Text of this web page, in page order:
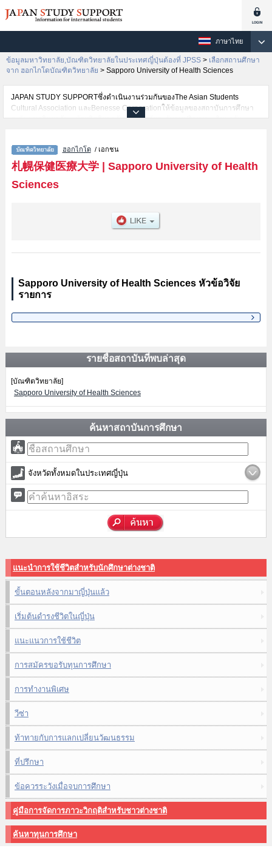
ภาษาไทย
ข้อมูลมหาวิทยาลัย,บัณฑิตวิทยาลัยในประเทศญี่ปุ่นต้องที่ JPSS > เลือกสถานศึกษา
จาก ฮอกไกโดบัณฑิตวิทยาลัย > Sapporo University of Health Sciences
JAPAN STUDY SUPPORTซึ่งดำเนินงานร่วมกันของThe Asian Students
Cultural Association และBenesse Corporationให้ข้อมูลของสถาบันการศึกษา
ระดับมหาวิทยาลัย・บัณฑิตวิทยาลัย・วิทยาลัยระดับอนุปริญญา・วิทยาลัย
สำหรับนักศึกษาต่างชาติเช่น เป็นต้น,ข้อมูลของแต่ละสาขาวิจัย,ข้อมูลการสอบคัด
เลือกเข้าศึกษาเช่นจำนวนคนที่รับสมัครหรือจำนวนคนที่ผ่านการสอบคัดเลือก
เป็นต้น,แนะนำสถานที่,การเดินทางเป็นต้นไว้ด้วยดังนั้นขอเชิญใช้บริการค้นหา
ข้อมูลตามอัธยาศัย
ฮอกไกโด/ เอกชน
札幌保健医療大学| Sapporo University of Health
Sciences
Sapporo University of Health Sciences หัวข้อวิจัย
รายการ
รายชื่อสถาบันที่พบล่าสุด
[บัณฑิตวิทยาลัย]
Sapporo University of Health Sciences
ค้นหาสถาบันการศึกษา
จังหวัดทั้งหมดในประเทศญี่ปุ่น
แนะนำการใช้ชีวิตสำหรับนักศึกษาต่างชาติ
ขั้นตอนหลังจากมาญี่ปุ่นแล้ว
เริ่มต้นดำรงชีวิตในญี่ปุ่น
แนะแนวการใช้ชีวิต
การสมัครขอรับทุนการศึกษา
การทำงานพิเศษ
วีซ่า
ท้าทายกับการแลกเปลี่ยนวัฒนธรรม
ที่ปรึกษา
ข้อควรระวังเมื่อจบการศึกษา
คู่มือการจัดการภาวะวิกฤติสำหรับชาวต่างชาติ
ค้นหาทุนการศึกษา